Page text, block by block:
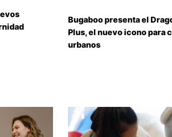
Bugaboo presenta el
Plus, el nuevo icono para
urbanos